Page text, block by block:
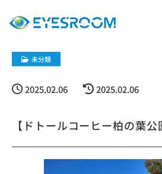
未分類
2025.02.06 2025.02.06
【ドトールコーヒー柏の葉公